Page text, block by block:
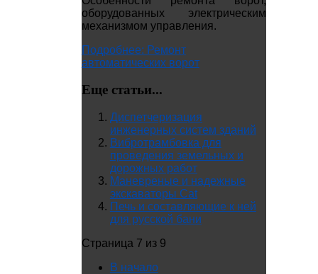
оборудованных электрическим
механизмом управления.
Подробнее: Ремонт
автоматических ворот
Еще статьи...
Диспетчеризация
инженерных систем зданий
Вибротрамбовка для
проведения земельных и
дорожных работ
Маневреные и надежные
экскаваторы Cat
Печь и составляющие к ней
для русской бани
Страница 7 из 9
В начало